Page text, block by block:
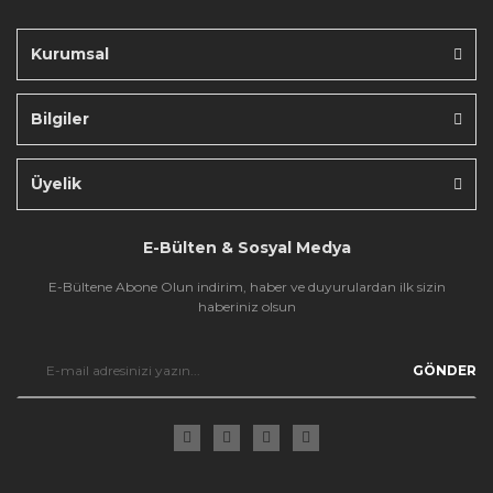
Kurumsal
Bilgiler
Üyelik
E-Bülten & Sosyal Medya
E-Bültene Abone Olun indirim, haber ve duyurulardan ilk sizin
haberiniz olsun
GÖNDER